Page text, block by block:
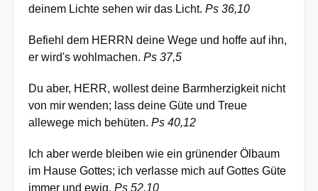
deinem Lichte sehen wir das Licht. Ps 36,10
Befiehl dem HERRN deine Wege und hoffe auf ihn,
er wird's wohlmachen. Ps 37,5
Du aber, HERR, wollest deine Barmherzigkeit nicht
von mir wenden; lass deine Güte und Treue
allewege mich behüten. Ps 40,12
Ich aber werde bleiben wie ein grünender Ölbaum
im Hause Gottes; ich verlasse mich auf Gottes Güte
immer und ewig. Ps 52,10